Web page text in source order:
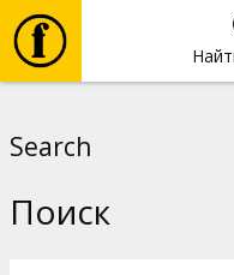
Search
Поиск